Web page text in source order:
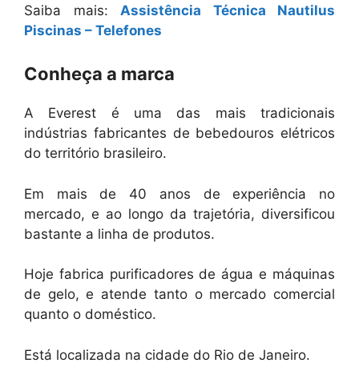
Saiba mais: Assistência Técnica Nautilus
Piscinas – Telefones
Conheça a marca
A Everest é uma das mais tradicionais
indústrias fabricantes de bebedouros elétricos
do território brasileiro.
Em mais de 40 anos de experiência no
mercado, e ao longo da trajetória, diversificou
bastante a linha de produtos.
Hoje fabrica purificadores de água e máquinas
de gelo, e atende tanto o mercado comercial
quanto o doméstico.
Está localizada na cidade do Rio de Janeiro.